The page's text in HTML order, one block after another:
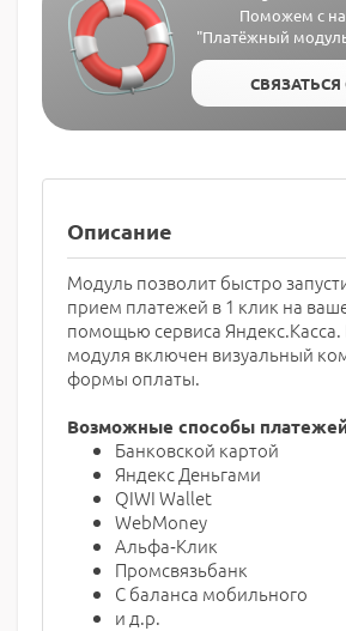
Поможем с
"Платёжный
Описание
Модуль позволит быстро
прием платежей в 1 клик на
помощью сервиса Яндекс.Касса.
модуля включен визуальный
формы оплаты.
Возможные способы
Банковской картой
Яндекс Деньгами
QIWI Wallet
WebMoney
Альфа‑Клик
Промсвязьбанк
С баланса мобильного
и д.р.